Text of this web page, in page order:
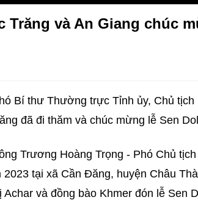
Trăng và An Giang chúc
Bí thư Thường trực Tỉnh ủy, Chủ
đã đi thăm và chúc mừng lễ Sen
Trương Hoàng Trọng - Phó Chủ
tại xã Cần Đăng, huyện Châu
và đồng bào Khmer đón lễ Sen